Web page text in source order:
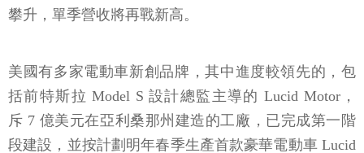
攀升，單季營收將再戰新高。
美國有多家電動車新創品牌，其中進度較領先的，包
括前特斯拉 Model S 設計總監主導的 Lucid Motor，
斥 7 億美元在亞利桑那州建造的工廠，已完成第一階
段建設，並按計劃明年春季生產首款豪華電動車 Lucid